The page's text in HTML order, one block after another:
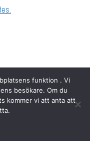
funktion . Vi
besökare. Om du
kommer vi att anta att